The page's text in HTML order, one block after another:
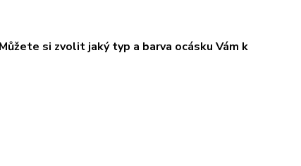
si zvolit jaký typ a barva ocásku Vám k